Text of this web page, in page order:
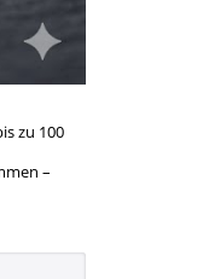
zu 100
–